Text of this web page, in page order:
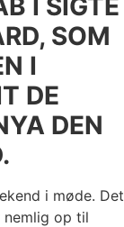
I SIGTE
SOM
I
DE
DEN
i møde. Det
op til